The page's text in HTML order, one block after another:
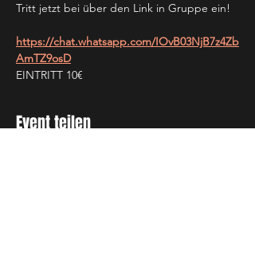
Tritt jetzt bei über den Link in Gruppe ein!
https://chat.whatsapp.com/IOvB03NjB7z4Zb
AmTZ9osD
EINTRITT 10€
Event teilen